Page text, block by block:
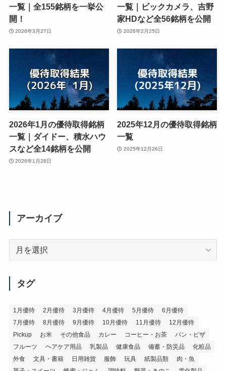
一覧｜全155銘柄を一挙公
開！
2026年3月27日
一覧｜ビックカメラ、吉野
家HDなど全56銘柄を公開
2026年2月25日
2026年1月の優待取得銘柄
一覧｜ダイドー、積水ハウ
スなど全14銘柄を公開
2026年1月28日
2025年12月の優待取得銘柄
一覧
2025年12月26日
アーカイブ
タグ
1月優待 2月優待 3月優待 4月優待 5月優待
6月優待
7月優待
8月優待 9月優待 10月優待 11月優待
12月優待
Pickup
お米 その他食品 カレー コーヒー・お茶
パン・ピザ
フルーツ
ヘアケア用品 乳製品 健康食品 備蓄・防災品
化粧品
外食
文具・書籍 日用雑貨 服飾 玩具 紙製品類
肉・魚